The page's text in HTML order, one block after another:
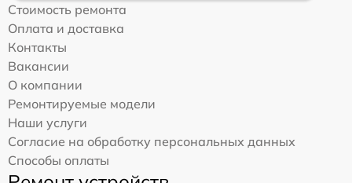
Стоимость ремонта
Оплата и доставка
Контакты
Вакансии
О компании
Ремонтируемые модели
Наши услуги
Согласие на обработку персональных данных
Способы оплаты